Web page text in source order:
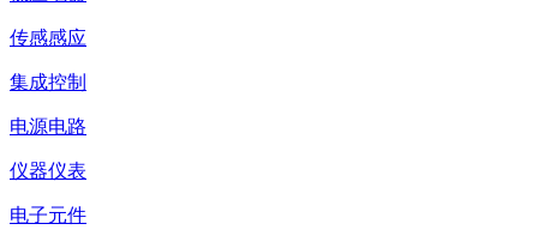
传感感应
集成控制
电源电路
仪器仪表
电子元件